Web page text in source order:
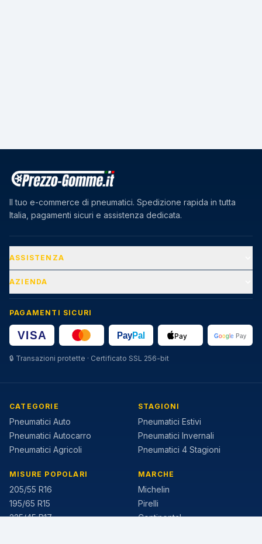
Il tuo e-commerce di pneumatici. Spedizione rapida in tutta
Italia, pagamenti sicuri e assistenza dedicata.
ASSISTENZA
AZIENDA
PAGAMENTI SICURI
🔒 Transazioni protette · Certificato SSL 256-bit
CATEGORIE
Pneumatici Auto
Pneumatici Autocarro
Pneumatici Agricoli
STAGIONI
Pneumatici Estivi
Pneumatici Invernali
Pneumatici 4 Stagioni
MISURE POPOLARI
205/55 R16
195/65 R15
225/45 R17
MARCHE
Michelin
Pirelli
Continental